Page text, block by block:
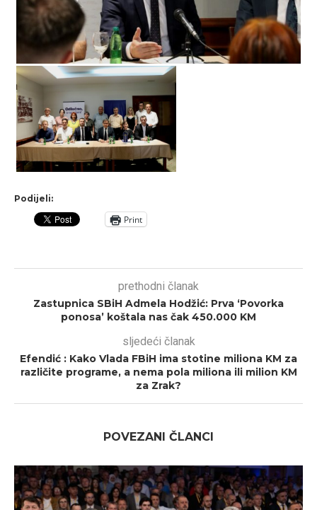
Podijeli:
Print
prethodni članak
Zastupnica SBiH Admela Hodžić: Prva ‘Povorka
ponosa’ koštala nas čak 450.000 KM
sljedeći članak
Efendić : Kako Vlada FBiH ima stotine miliona KM za
različite programe, a nema pola miliona ili milion KM
za Zrak?
POVEZANI ČLANCI